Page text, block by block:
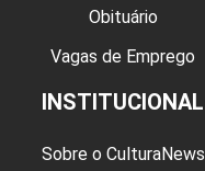
Obituário
Vagas de Emprego
INSTITUCIONAL
Sobre o CulturaNews